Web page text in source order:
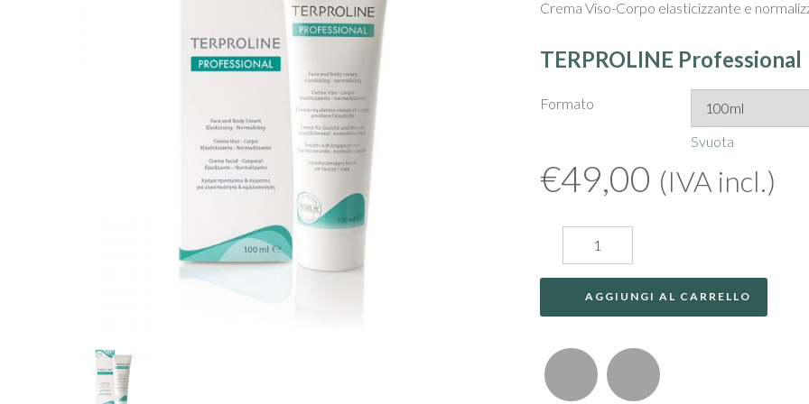
TERPROLINE Professional
Crema Viso-Corpo elasticizzante e
Formato
Svuota
€49,00 (IVA incl.)
AGGIUNGI AL CARRELLO